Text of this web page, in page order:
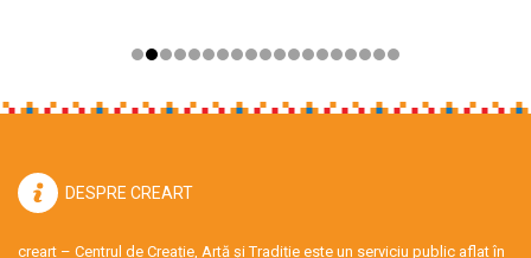
DESPRE CREART
creart – Centrul de Creație, Artă și Tradiție este un serviciu public aflat în